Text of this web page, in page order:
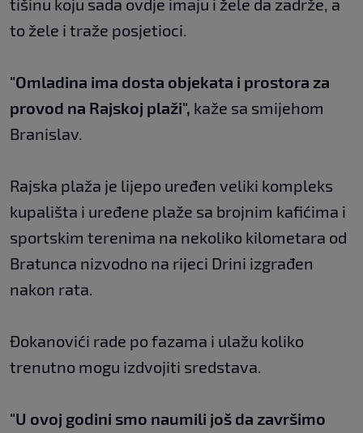
tišinu koju sada ovdje imaju i žele da zadrže, a
to žele i traže posjetioci.
"Omladina ima dosta objekata i prostora za
provod na Rajskoj plaži", kaže sa smijehom
Branislav.
Rajska plaža je lijepo uređen veliki kompleks
kupališta i uređene plaže sa brojnim kafićima i
sportskim terenima na nekoliko kilometara od
Bratunca nizvodno na rijeci Drini izgrađen
nakon rata.
Đokanovići rade po fazama i ulažu koliko
trenutno mogu izdvojiti sredstava.
"U ovoj godini smo naumili još da završimo